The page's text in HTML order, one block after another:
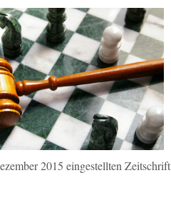
2015 eingestellten Zeitschrift